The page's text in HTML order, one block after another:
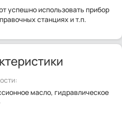
успешно использовать прибор
станциях и т.п.
масло, гидравлическое